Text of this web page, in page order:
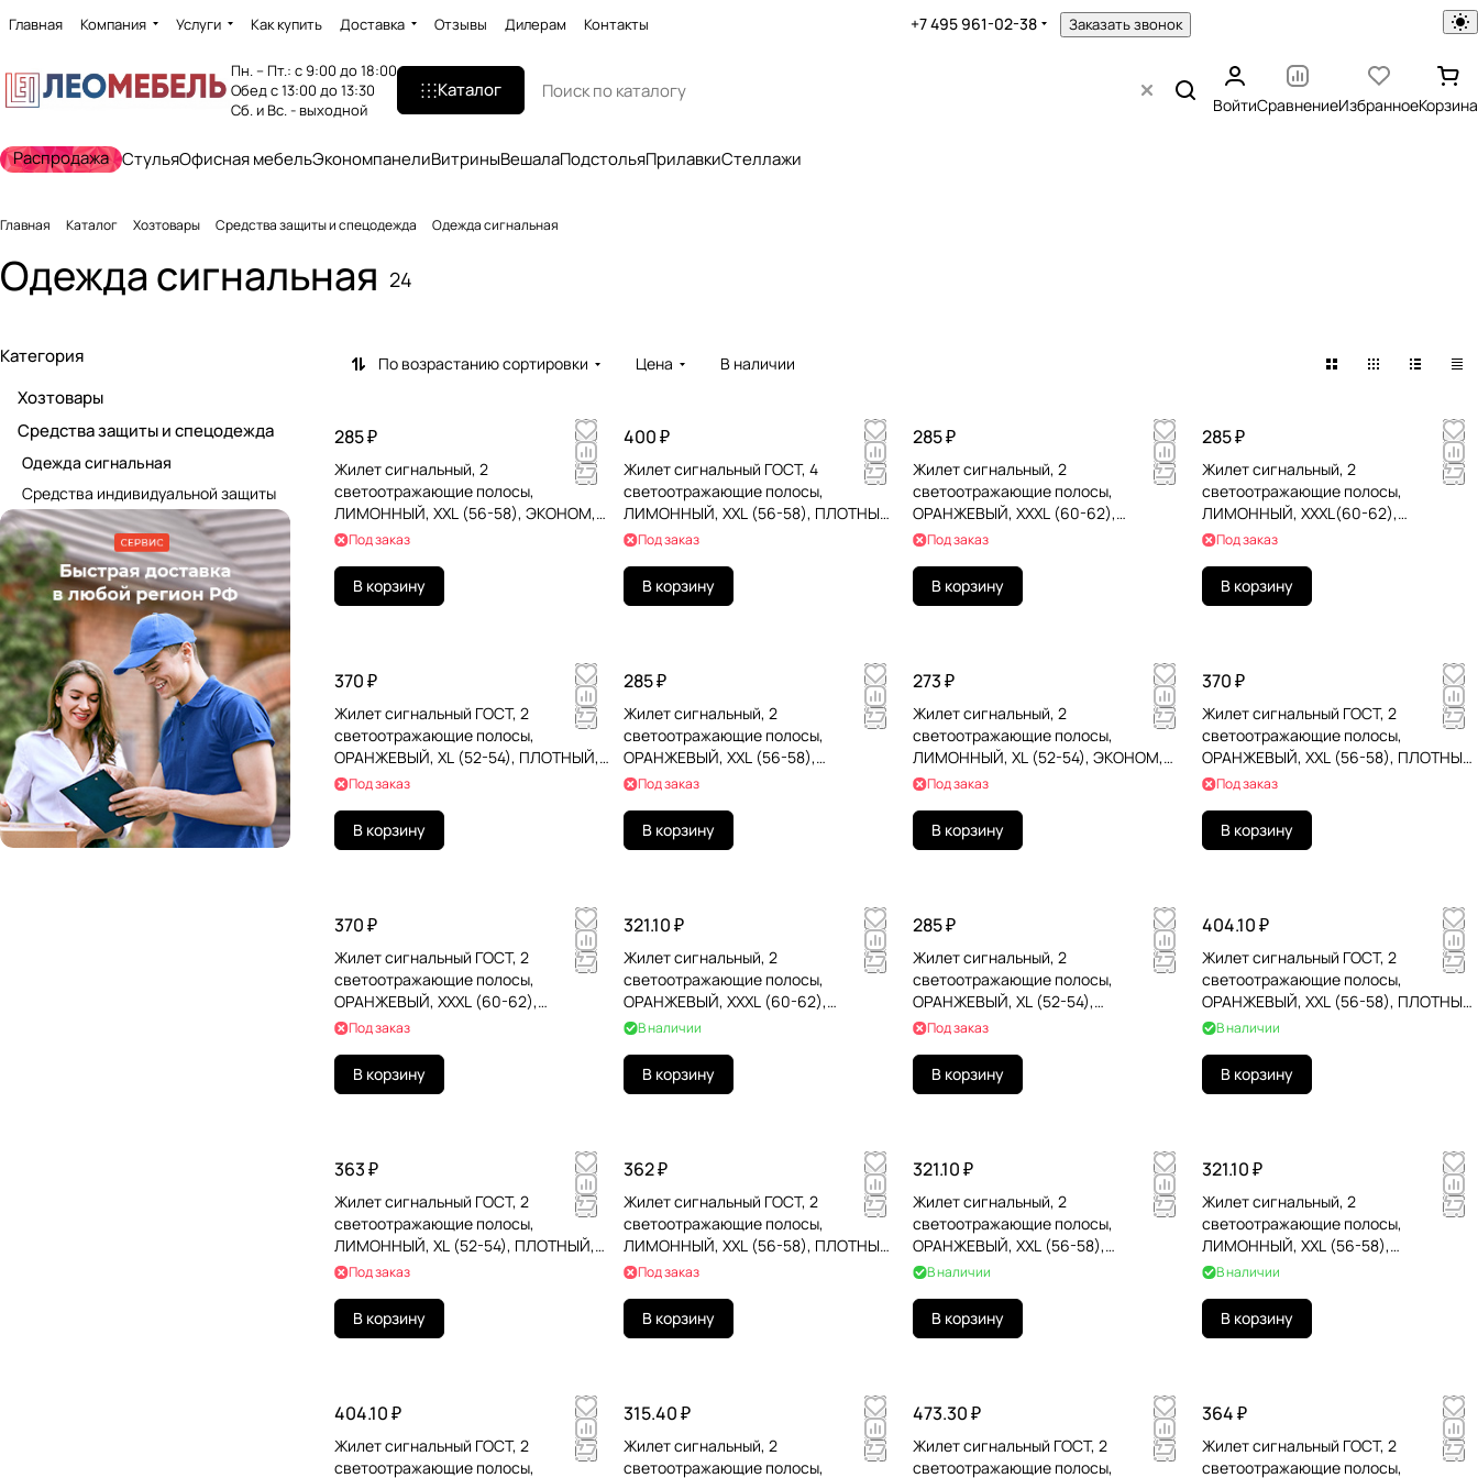
Главная Компания Услуги Как купить Доставка Отзывы Дилерам Контакты +7 495 961-02-38 Заказать звонок
Пн. – Пт.: с 9:00 до 18:00
Обед с 13:00 до 13:30
Сб. и Вс. - выходной
Каталог
ВойтиСравнениеИзбранноеКорзина
Распродажа СтульяОфисная мебельЭкономпанелиВитриныВешалаПодстольяПрилавкиСтеллажи
Главная Каталог Хозтовары Средства защиты и спецодежда Одежда сигнальная
Одежда сигнальная 24
По возрастанию сортировки Цена В наличии
285 ₽
Жилет сигнальный, 2
светоотражающие полосы,
ЛИМОННЫЙ, XXL (56-58), ЭКОНОМ,
ГРАНДМАСТЕР, 610841
Под заказ
В корзину
400 ₽
Жилет сигнальный ГОСТ, 4
светоотражающие полосы,
ЛИМОННЫЙ, XXL (56-58), ПЛОТНЫЙ,
ГРАНДМАСТЕР, 610838
Под заказ
В корзину
285 ₽
Жилет сигнальный, 2
светоотражающие полосы,
ОРАНЖЕВЫЙ, XXXL (60-62),
ГРАНДМАСТЕР, 610888
Под заказ
В корзину
285 ₽
Жилет сигнальный, 2
светоотражающие полосы,
ЛИМОННЫЙ, XXXL(60-62),
ГРАНДМАСТЕР, 610889
Под заказ
В корзину
370 ₽
Жилет сигнальный ГОСТ, 2
светоотражающие полосы,
ОРАНЖЕВЫЙ, XL (52-54), ПЛОТНЫЙ,
ГРАНДМАСТЕР, 610831
Под заказ
В корзину
285 ₽
Жилет сигнальный, 2
светоотражающие полосы,
ОРАНЖЕВЫЙ, XXL (56-58),
ГРАНДМАСТЕР, 610887
Под заказ
В корзину
273 ₽
Жилет сигнальный, 2
светоотражающие полосы,
ЛИМОННЫЙ, XL (52-54), ЭКОНОМ,
ГРАНДМАСТЕР, 610840
Под заказ
В корзину
370 ₽
Жилет сигнальный ГОСТ, 2
светоотражающие полосы,
ОРАНЖЕВЫЙ, XXL (56-58), ПЛОТНЫЙ,
ГРАНДМАСТЕР, 610832
Под заказ
В корзину
370 ₽
Жилет сигнальный ГОСТ, 2
светоотражающие полосы,
ОРАНЖЕВЫЙ, XXXL (60-62),
ПЛОТНЫЙ, ГРАНДМАСТЕР, 610833
Под заказ
В корзину
321.10 ₽
Жилет сигнальный, 2
светоотражающие полосы,
ОРАНЖЕВЫЙ, XXXL (60-62),
ГРАНДМАСТЕР, 610888
В наличии
В корзину
285 ₽
Жилет сигнальный, 2
светоотражающие полосы,
ОРАНЖЕВЫЙ, XL (52-54),
ГРАНДМАСТЕР, 610886
Под заказ
В корзину
404.10 ₽
Жилет сигнальный ГОСТ, 2
светоотражающие полосы,
ОРАНЖЕВЫЙ, XXL (56-58), ПЛОТНЫЙ,
ГРАНДМАСТЕР, 610832
В наличии
В корзину
363 ₽
Жилет сигнальный ГОСТ, 2
светоотражающие полосы,
ЛИМОННЫЙ, XL (52-54), ПЛОТНЫЙ,
ГРАНДМАСТЕР, 610834
Под заказ
В корзину
362 ₽
Жилет сигнальный ГОСТ, 2
светоотражающие полосы,
ЛИМОННЫЙ, XXL (56-58), ПЛОТНЫЙ
ГРАНДМАСТЕР, 610835
Под заказ
В корзину
321.10 ₽
Жилет сигнальный, 2
светоотражающие полосы,
ОРАНЖЕВЫЙ, XXL (56-58),
ГРАНДМАСТЕР, 610887
В наличии
В корзину
321.10 ₽
Жилет сигнальный, 2
светоотражающие полосы,
ЛИМОННЫЙ, XXL (56-58),
ГРАНДМАСТЕР, 610841
В наличии
В корзину
404.10 ₽
Жилет сигнальный ГОСТ, 2
светоотражающие полосы,
315.40 ₽
Жилет сигнальный, 2
светоотражающие полосы,
473.30 ₽
Жилет сигнальный ГОСТ, 2
светоотражающие полосы,
364 ₽
Жилет сигнальный ГОСТ, 2
светоотражающие полосы,
Категория
Хозтовары
Средства защиты и спецодежда
Одежда сигнальная
Средства индивидуальной защиты